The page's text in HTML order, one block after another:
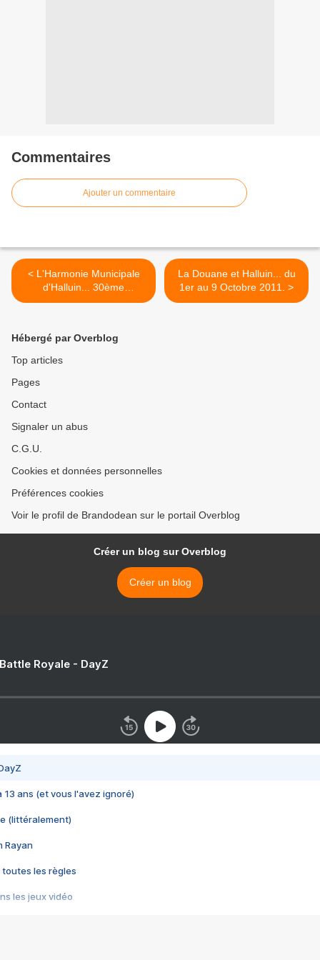
Commentaires
Ajouter un commentaire
< L'Harmonie Municipale
d'Halluin... 30ème
anniversaire (1981-2011).
La Douane et Halluin... du
1er au 9 Octobre 2011. >
Hébergé par Overblog
Top articles
Pages
Contact
Signaler un abus
C.G.U.
Cookies et données personnelles
Préférences cookies
Voir le profil de Brandodean sur le portail Overblog
Créer un blog sur Overblog
Créer un blog
Royale - DayZ
13 ans (et vous l'avez ignoré)
(littéralement)
Rayan
toutes les règles
les jeux vidéo